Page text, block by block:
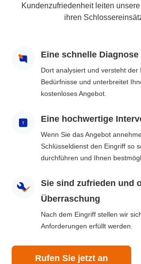
Kundenzufriedenheit leiten
ihren
Eine schnelle Diagnose
Dort analysiert und versteht der
Bedürfnisse und unterbreitet
kostenloses Angebot.
Eine hochwertige
Wenn Sie das Angebot
Schlüsseldienst den Eingriff so
durchführen und Ihnen
Sie sind zufrieden und
Überraschung
Nach dem Eingriff stellen wir
Anforderungen erfüllt werden.
Rufen Sie jetzt an